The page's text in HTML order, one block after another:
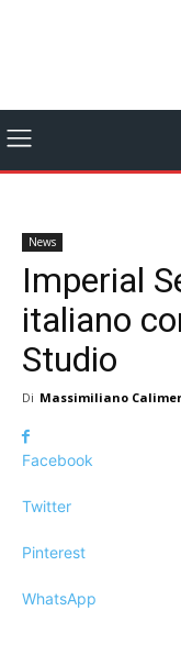
News
Imperial
italiano
Studio
Di Massimiliano
Facebook
Twitter
Pinterest
WhatsApp